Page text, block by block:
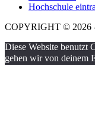
Hochschule
COPYRIGHT ©
Diese Website benutzt
gehen wir von deinem